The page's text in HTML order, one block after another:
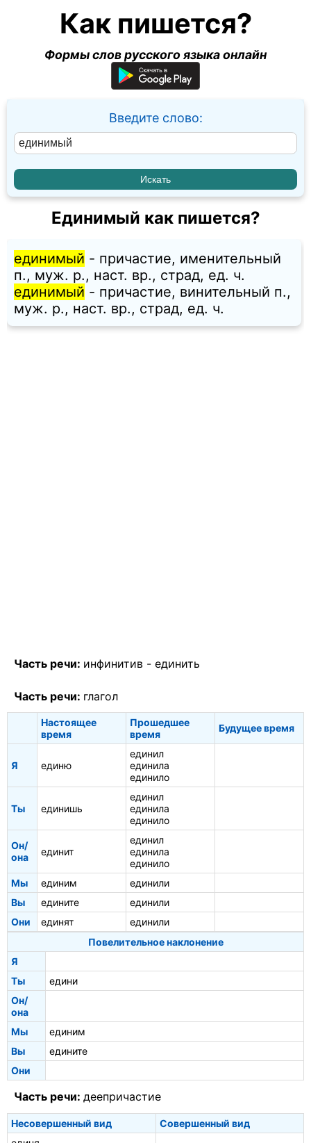
Как пишется?
Формы слов русского языка онлайн
Введите слово:
Единимый как пишется?
единимый - причастие, именительный
п., муж. p., наст. вр., страд, ед. ч.
единимый - причастие, винительный п.,
муж. p., наст. вр., страд, ед. ч.
Часть речи: инфинитив - единить
Часть речи: глагол
Настоящее
время
Прошедшее
время
Будущее время
Я единю
единил
единила
единило
Ты единишь
единил
единила
единило
Он/
она
единит
единил
единила
единило
Мы
единим
единили
Вы
едините
единили
Они
единят
единили
Повелительное наклонение
Я
Ты
едини
Он/
она
Мы
единим
Вы
едините
Они
Часть речи: деепричастие
Несовершенный вид
Совершенный вид